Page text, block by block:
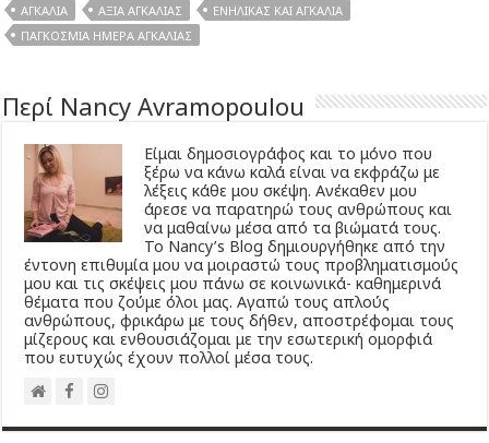
ΑΓΚΑΛΙΆ
ΑΞΊΑ ΑΓΚΑΛΙΆΣ
ΕΝΉΛΙΚΑΣ ΚΑΙ ΑΓΚΑΛΙΆ
ΠΑΓΚΌΣΜΙΑ ΗΜΈΡΑ ΑΓΚΑΛΙΆΣ
Περί Nancy Avramopoulou
Είμαι δημοσιογράφος και το μόνο που
ξέρω να κάνω καλά είναι να εκφράζω με
λέξεις κάθε μου σκέψη. Ανέκαθεν μου
άρεσε να παρατηρώ τους ανθρώπους και
να μαθαίνω μέσα από τα βιώματά τους.
Το Νancy’s Βlog δημιουργήθηκε από την
έντονη επιθυμία μου να μοιραστώ τους προβληματισμούς
μου και τις σκέψεις μου πάνω σε κοινωνικά- καθημερινά
θέματα που ζούμε όλοι μας. Αγαπώ τους απλούς
ανθρώπους, φρικάρω με τους δήθεν, αποστρέφομαι τους
μίζερους και ενθουσιάζομαι με την εσωτερική ομορφιά
που ευτυχώς έχουν πολλοί μέσα τους.